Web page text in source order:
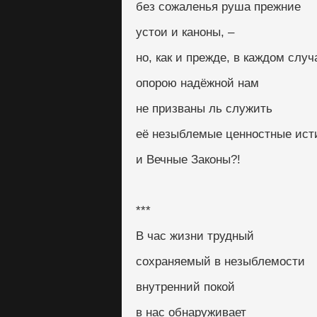
без сожаленья руша прежние
устои и каноны, –
но, как и прежде, в каждом
опорою надёжной нам
не призваны ль служить
её незыблемые ценностные
и Вечные Законы?!
***
В час жизни трудный
сохраняемый в незыблемости
внутренний покой
в нас обнаруживает